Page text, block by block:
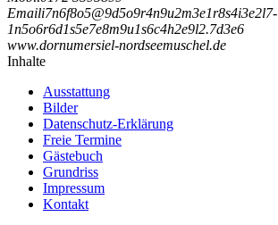
Emaili7n6f8o5@9d5o9r4n9u2m3e1r8s4i3e2l7-
1n5o6r6d1s5e7e8m9u1s6c4h2e9l2.7d3e6
www.dornumersiel-nordseemuschel.de
Inhalte
Ausstattung
Bilder
Datenschutz-Erklärung
Freie Termine
Gästebuch
Grundriss
Impressum
Kontakt